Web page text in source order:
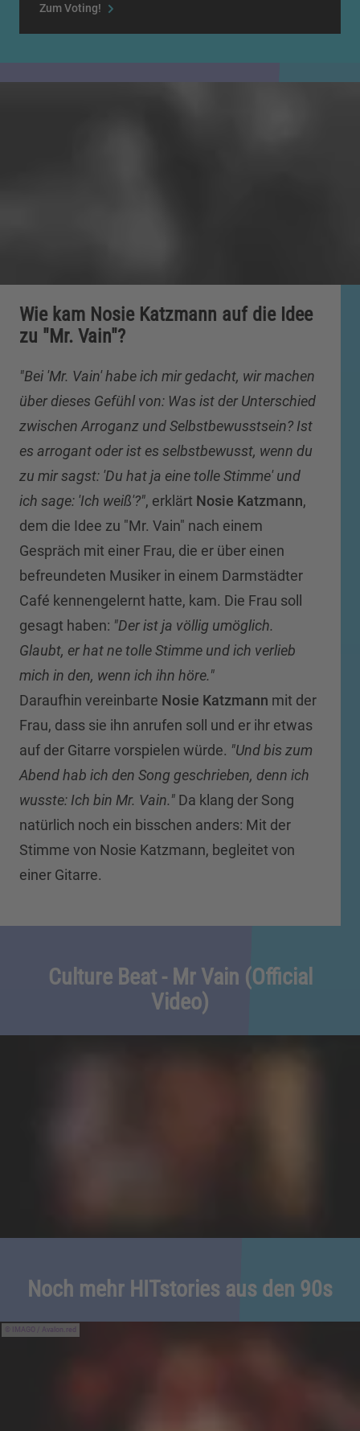
Zum Voting!
Wie kam Nosie Katzmann auf die Idee
zu "Mr. Vain"?
"Bei 'Mr. Vain' habe ich mir gedacht, wir machen
über dieses Gefühl von: Was ist der Unterschied
zwischen Arroganz und Selbstbewusstsein? Ist
es arrogant oder ist es selbstbewusst, wenn du
zu mir sagst: 'Du hat ja eine tolle Stimme' und
ich sage: 'Ich weiß'?", erklärt Nosie Katzmann,
dem die Idee zu "Mr. Vain" nach einem
Gespräch mit einer Frau, die er über einen
befreundeten Musiker in einem Darmstädter
Café kennengelernt hatte, kam. Die Frau soll
gesagt haben: "Der ist ja völlig umöglich.
Glaubt, er hat ne tolle Stimme und ich verlieb
mich in den, wenn ich ihn höre."
Daraufhin vereinbarte Nosie Katzmann mit der
Frau, dass sie ihn anrufen soll und er ihr etwas
auf der Gitarre vorspielen würde. "Und bis zum
Abend hab ich den Song geschrieben, denn ich
wusste: Ich bin Mr. Vain." Da klang der Song
natürlich noch ein bisschen anders: Mit der
Stimme von Nosie Katzmann, begleitet von
einer Gitarre.
Culture Beat - Mr Vain (Official
Video)
Noch mehr HITstories aus den 90s
IMAGO / Avalon.red